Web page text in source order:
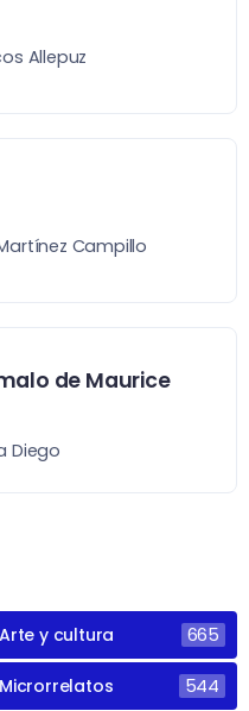
Allepuz
Campillo
de Maurice
Diego
Arte y cultura 665
Microrrelatos 544